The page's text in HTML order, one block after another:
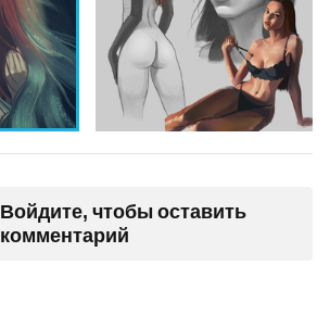
Войдите, чтобы оставить
комментарий